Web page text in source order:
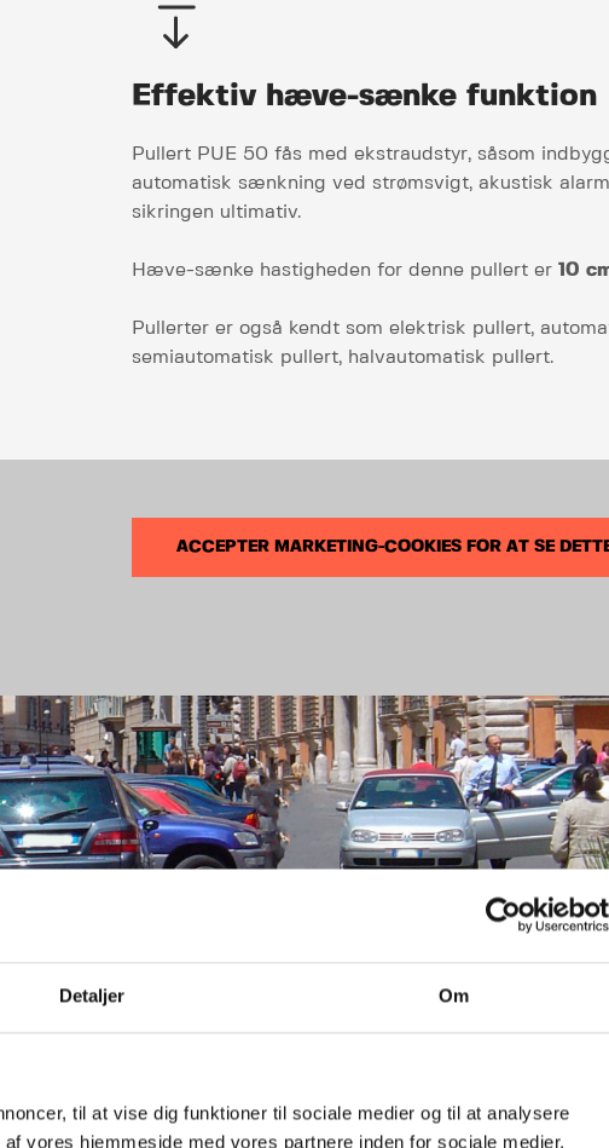
Detaljer Om
til at vise dig funktioner til sociale medier og til at analysere
vores hjemmeside med vores partnere inden for sociale medier,
Effektiv hæve-sænke funktion
Pullert PUE 50 fås med ekstraudstyr, såsom
automatisk sænkning ved strømsvigt, akustisk
sikringen ultimativ.
Hæve-sænke hastigheden for denne pullert er10
Pullerter er også kendt som elektrisk pullert,
semiautomatisk pullert, halvautomatisk pullert​.
ACCEPTER MARKETING-COOKIES FOR AT SE